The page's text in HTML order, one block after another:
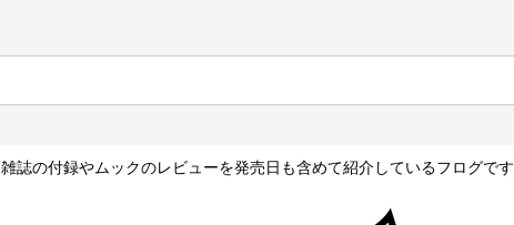
雑誌の付録やムックのレビューを発売日も含めて紹介しているフログです